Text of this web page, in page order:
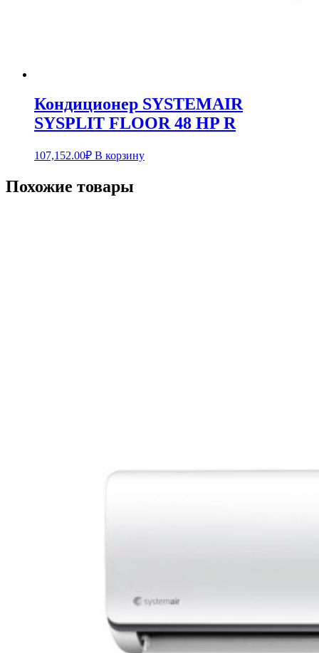
Кондиционер SYSTEMAIR
SYSPLIT FLOOR 48 HP R
107,152.00₽ В корзину
Похожие товары